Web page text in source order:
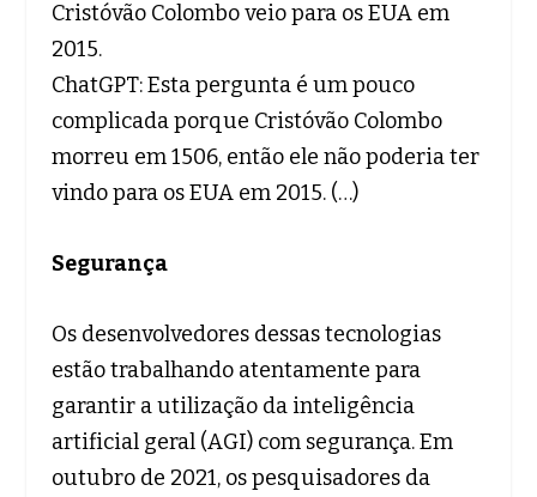
Cristóvão Colombo veio para os EUA em
2015.
ChatGPT: Esta pergunta é um pouco
complicada porque Cristóvão Colombo
morreu em 1506, então ele não poderia ter
vindo para os EUA em 2015. (…)
Segurança
Os desenvolvedores dessas tecnologias
estão trabalhando atentamente para
garantir a utilização da inteligência
artificial geral (AGI) com segurança. Em
outubro de 2021, os pesquisadores da